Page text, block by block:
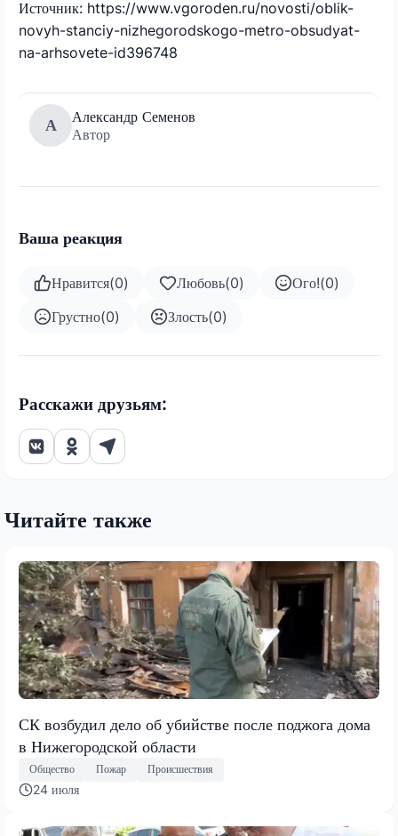
Источник: https://www.vgoroden.ru/novosti/oblik-
novyh-stanciy-nizhegorodskogo-metro-obsudyat-
na-arhsovete-id396748
А
Александр Семенов
Автор
Ваша реакция
Нравится(0) Любовь(0) Ого!(0)
Грустно(0) Злость(0)
Расскажи друзьям:
Читайте также
СК возбудил дело об убийстве после поджога дома
в Нижегородской области
Общество Пожар Происшествия
24 июля